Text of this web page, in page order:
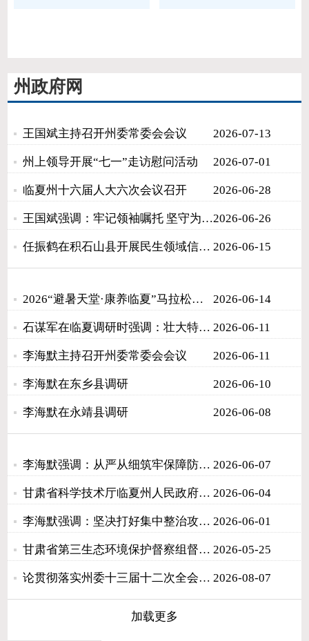
州政府网
王国斌主持召开州委常委会会议 2026-07-13
州上领导开展“七一”走访慰问活动 2026-07-01
临夏州十六届人大六次会议召开 2026-06-28
王国斌强调：牢记领袖嘱托 坚守为民初心 奋力推动全县经济社会高质量发展 2026-06-26
任振鹤在积石山县开展民生领域信访问题接访 2026-06-15
2026“避暑天堂·康养临夏”马拉松圆满举行 2026-06-14
石谋军在临夏调研时强调：壮大特色优势产业 完善联农带农机制 加快推进乡村全面振兴 2026-06-11
李海默主持召开州委常委会会议 2026-06-11
李海默在东乡县调研 2026-06-10
李海默在永靖县调研 2026-06-08
李海默强调：从严从细筑牢保障防线 用心用情护航平安高考 2026-06-07
甘肃省科学技术厅临夏州人民政府厅州工作会商座谈会召开 2026-06-04
李海默强调：坚决打好集中整治攻坚决战 着力提升群众获得感幸福感安全感 2026-06-01
甘肃省第三生态环境保护督察组督察临夏州工作动员会召开 2026-05-25
论贯彻落实州委十三届十二次全会暨全州经济高质量发展重点工作推进会议精神 2026-08-07
加载更多